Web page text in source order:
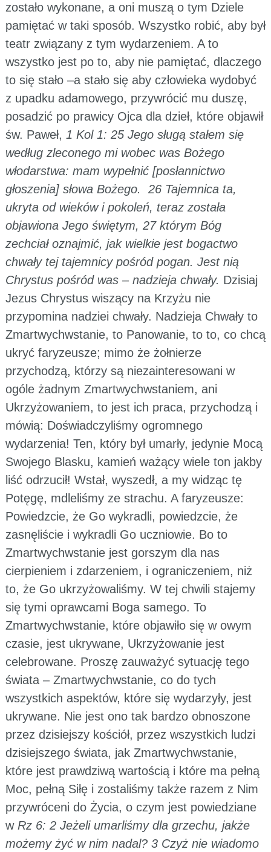
zostało wykonane, a oni muszą o tym Dziele
pamiętać w taki sposób. Wszystko robić, aby był
teatr związany z tym wydarzeniem. A to
wszystko jest po to, aby nie pamiętać, dlaczego
to się stało –a stało się aby człowieka wydobyć
z upadku adamowego, przywrócić mu duszę,
posadzić po prawicy Ojca dla dzieł, które objawił
św. Paweł, 1 Kol 1: 25 Jego sługą stałem się
według zleconego mi wobec was Bożego
włodarstwa: mam wypełnić [posłannictwo
głoszenia] słowa Bożego. 26 Tajemnica ta,
ukryta od wieków i pokoleń, teraz została
objawiona Jego świętym, 27 którym Bóg
zechciał oznajmić, jak wielkie jest bogactwo
chwały tej tajemnicy pośród pogan. Jest nią
Chrystus pośród was – nadzieja chwały. Dzisiaj
Jezus Chrystus wiszący na Krzyżu nie
przypomina nadziei chwały. Nadzieja Chwały to
Zmartwychwstanie, to Panowanie, to to, co chcą
ukryć faryzeusze; mimo że żołnierze
przychodzą, którzy są niezainteresowani w
ogóle żadnym Zmartwychwstaniem, ani
Ukrzyżowaniem, to jest ich praca, przychodzą i
mówią: Doświadczyliśmy ogromnego
wydarzenia! Ten, który był umarły, jedynie Mocą
Swojego Blasku, kamień ważący wiele ton jakby
liść odrzucił! Wstał, wyszedł, a my widząc tę
Potęgę, mdleliśmy ze strachu. A faryzeusze:
Powiedzcie, że Go wykradli, powiedzcie, że
zasnęliście i wykradli Go uczniowie. Bo to
Zmartwychwstanie jest gorszym dla nas
cierpieniem i zdarzeniem, i ograniczeniem, niż
to, że Go ukrzyżowaliśmy. W tej chwili stajemy
się tymi oprawcami Boga samego. To
Zmartwychwstanie, które objawiło się w owym
czasie, jest ukrywane, Ukrzyżowanie jest
celebrowane. Proszę zauważyć sytuację tego
świata – Zmartwychwstanie, co do tych
wszystkich aspektów, które się wydarzyły, jest
ukrywane. Nie jest ono tak bardzo obnoszone
przez dzisiejszy kościół, przez wszystkich ludzi
dzisiejszego świata, jak Zmartwychwstanie,
które jest prawdziwą wartością i które ma pełną
Moc, pełną Siłę i zostaliśmy także razem z Nim
przywróceni do Życia, o czym jest powiedziane
w Rz 6: 2 Jeżeli umarliśmy dla grzechu, jakże
możemy żyć w nim nadal? 3 Czyż nie wiadomo